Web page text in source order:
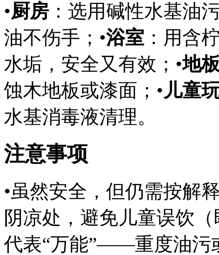
•厨房：选用碱性水基油
油不伤手；•浴室 ：用含
水垢，安全又有效；•地
蚀木地板或漆面；•儿童
水基消毒液清理。
注意事项
•虽然安全，但仍需按解
阴凉处，避免儿童误饮
代表“万能”——重度油污